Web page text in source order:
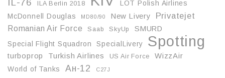
ILA Berlin 2018
LOT Polish Airlines
McDonnell Douglas
MD80/90 New Livery Privatejet
Romanian Air Force Saab SkyUp
SMURD
Special Flight Squadron
SpecialLivery Spotting
turboprop Turkish Airlines US Air Force
WizzAir
World of Tanks
Ан-12 С27J